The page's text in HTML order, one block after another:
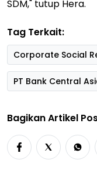
SDM," tutup Hera.
Tag Terkait:
Corporate Social
PT Bank Central
Bagikan Artikel